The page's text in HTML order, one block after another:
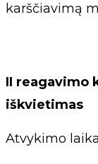
karščiavimą
II reagavimo
iškvietimas
Atvykimo